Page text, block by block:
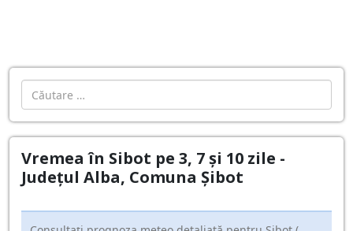
Cautare
Vremea în Sibot pe 3, 7 și 10 zile -
Județul Alba, Comuna Şibot